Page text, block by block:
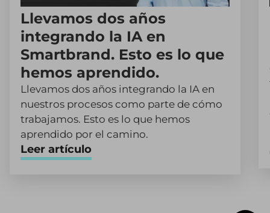
Llevamos dos años
integrando la IA en
Smartbrand. Esto es lo que
hemos aprendido.
Llevamos dos años integrando la IA en
nuestros procesos como parte de cómo
trabajamos. Esto es lo que hemos
aprendido por el camino.
Leer artículo